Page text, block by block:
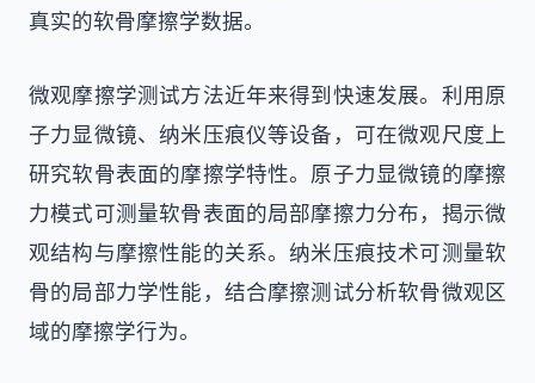
真实的软骨摩擦学数据。
微观摩擦学测试方法近年来得到快速发展。利用原
子力显微镜、纳米压痕仪等设备，可在微观尺度上
研究软骨表面的摩擦学特性。原子力显微镜的摩擦
力模式可测量软骨表面的局部摩擦力分布，揭示微
观结构与摩擦性能的关系。纳米压痕技术可测量软
骨的局部力学性能，结合摩擦测试分析软骨微观区
域的摩擦学行为。